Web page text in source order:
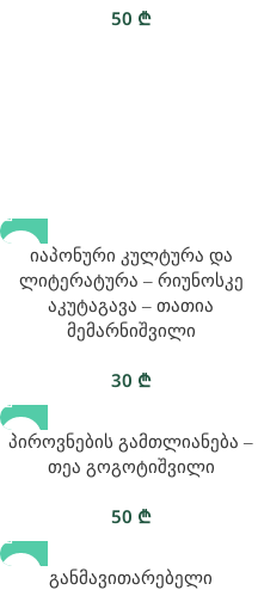
50 ₾
Იაპონური Კულტურა Და
Ლიტერატურა – Რიუნოსკე
Აკუტაგავა – Თათია
Მემარნიშვილი
30 ₾
Პიროვნების Გამთლიანება –
Თეა Გოგოტიშვილი
50 ₾
Განმავითარებელი